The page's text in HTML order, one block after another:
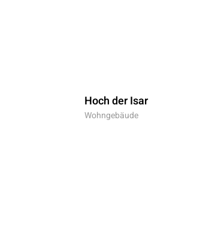
Hoch der Isar
Wohngebäude